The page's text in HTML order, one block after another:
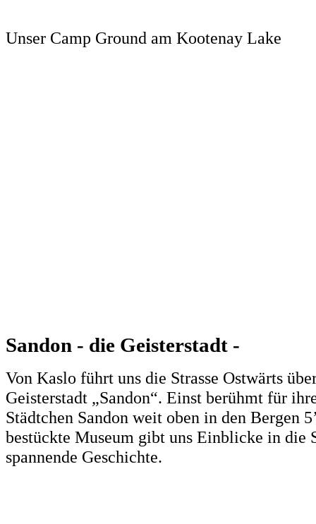
Unser Camp Ground am Kootenay Lake
Sandon - die Geisterstadt -
Von Kaslo führt uns die Strasse Ostwärts
Geisterstadt „Sandon“. Einst berühmt für
Städtchen Sandon weit oben in den Bergen
bestückte Museum gibt uns Einblicke in die
spannende Geschichte.